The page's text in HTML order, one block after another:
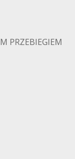
PRZEBIEGIEM